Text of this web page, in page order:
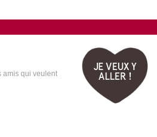
amis qui veulent
JE VEUX Y
ALLER !